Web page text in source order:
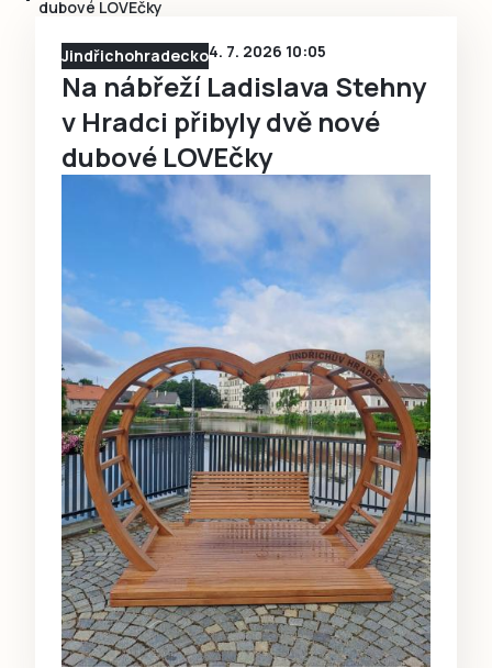
dubové LOVEčky
Jindřichohradecko4. 7. 2026 10:05
Na nábřeží Ladislava Stehny
v Hradci přibyly dvě nové
dubové LOVEčky